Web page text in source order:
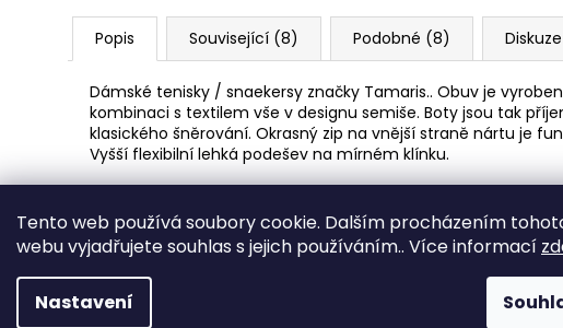
Tento web používá soubory cookie. Dalším procházením
webu vyjadřujete souhlas s jejich používáním.. Více informací
Nastavení
Popis Související (8) Podobné (8) Diskuze
Dámské tenisky / snaekersy značky Tamaris.. Obuv je
kombinaci s textilem vše v designu semiše. Boty jsou tak
klasického šněrování. Okrasný zip na vnější straně nártu je
Vyšší flexibilní lehká podešev na mírném klínku.
Výška klínku pod patou 2,5 cm
Barva je spíše hnědá